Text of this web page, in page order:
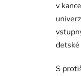
v
detské
S